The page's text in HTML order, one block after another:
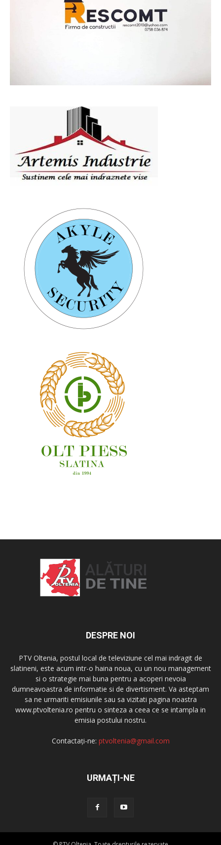
DESPRE NOI
PTV Oltenia, postul local de televiziune cel mai indragit de
slatineni, este acum intr-o haina noua, cu un nou management
si o strategie mai buna pentru a acoperi nevoia
dumneavoastra de informatie si de divertisment. Va asteptam
sa ne urmariti emisiunile sau sa vizitati pagina noastra
www.ptvoltenia.ro pentru o sinteza a ceea ce se intampla in
emisia postului nostru.
Contactați-ne: ptvoltenia@gmail.com
URMAȚI-NE